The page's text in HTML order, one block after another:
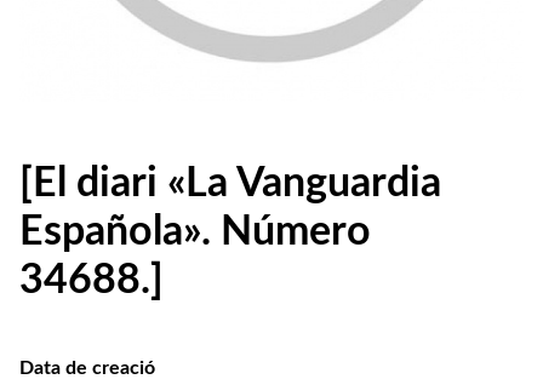
[El diari «La Vanguardia
Española». Número
34688.]
Data de creació